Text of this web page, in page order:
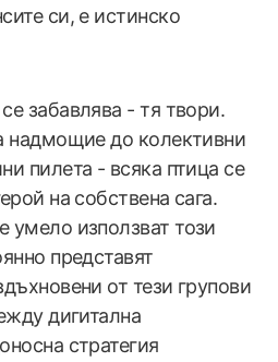
си, е истинско
забавлява - тя твори.
надмощие до колективни
пилета - всяка птица се
на собствена сага.
умело използват този
представят
от тези групови
дигитална
стратегия